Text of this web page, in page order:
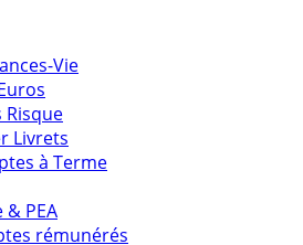
CGP, etc.
Vie
Risque
à Terme